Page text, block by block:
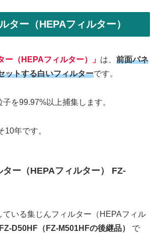
ター（HEPAフィルター）
ー（HEPAフィルター）」 は、 前面パネ
ットする白いフィルターです。
を99.97%以上捕集します。
10年です。
ター（HEPAフィルター） FZ-
ている集じんフィルター（HEPAフィル
FZ-D50HF（FZ-M501HFの後継品）
で